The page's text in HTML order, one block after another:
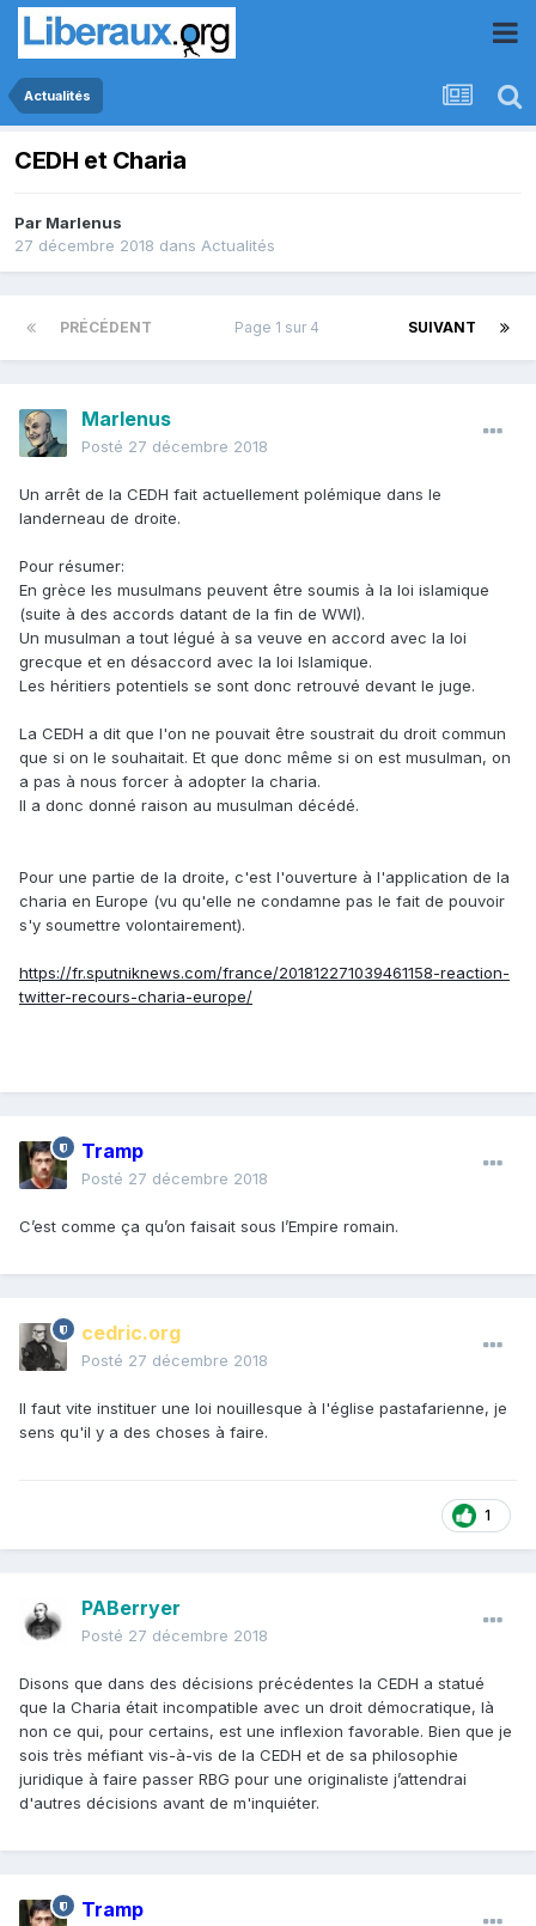
Actualités
CEDH et Charia
Par Marlenus
27 décembre 2018 dans Actualités
PRÉCÉDENT SUIVANT
Page 1 sur 4
Marlenus
Posté 27 décembre 2018
Un arrêt de la CEDH fait actuellement polémique dans le
landerneau de droite.
Pour résumer:
En grèce les musulmans peuvent être soumis à la loi islamique
(suite à des accords datant de la fin de WWI).
Un musulman a tout légué à sa veuve en accord avec la loi
grecque et en désaccord avec la loi Islamique.
Les héritiers potentiels se sont donc retrouvé devant le juge.
La CEDH a dit que l'on ne pouvait être soustrait du droit commun
que si on le souhaitait. Et que donc même si on est musulman, on
a pas à nous forcer à adopter la charia.
Il a donc donné raison au musulman décédé.
Pour une partie de la droite, c'est l'ouverture à l'application de la
charia en Europe (vu qu'elle ne condamne pas le fait de pouvoir
s'y soumettre volontairement).
https://fr.sputniknews.com/france/201812271039461158-reaction-
twitter-recours-charia-europe/
Tramp
Posté 27 décembre 2018
C’est comme ça qu’on faisait sous l’Empire romain.
cedric.org
Posté 27 décembre 2018
Il faut vite instituer une loi nouillesque à l'église pastafarienne, je
sens qu'il y a des choses à faire.
1
PABerryer
Posté 27 décembre 2018
Disons que dans des décisions précédentes la CEDH a statué
que la Charia était incompatible avec un droit démocratique, là
non ce qui, pour certains, est une inflexion favorable. Bien que je
sois très méfiant vis-à-vis de la CEDH et de sa philosophie
juridique à faire passer RBG pour une originaliste j’attendrai
d'autres décisions avant de m'inquiéter.
Tramp